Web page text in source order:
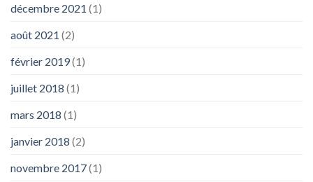
décembre 2021 (1)
août 2021 (2)
février 2019(1)
juillet 2018 (1)
mars 2018 (1)
janvier 2018 (2)
novembre 2017(1)